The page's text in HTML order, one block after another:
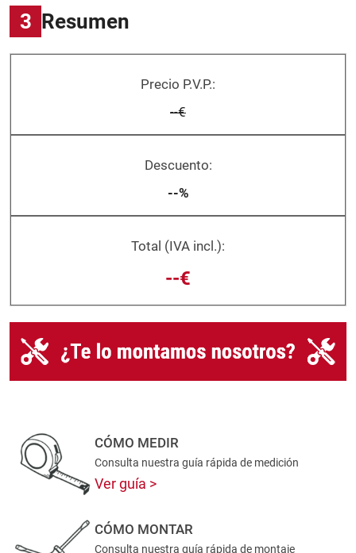
3 Resumen
Precio P.V.P.:
--€
Descuento:
--%
Total (IVA incl.):
--€
CÓMO MEDIR
Consulta nuestra guía rápida de medición
Ver guía
CÓMO MONTAR
Consulta nuestra guía rápida de montaje